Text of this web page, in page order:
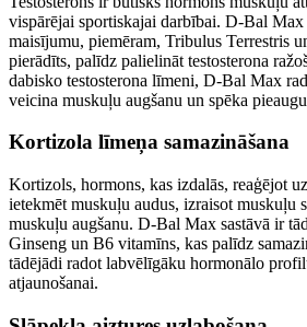
vispārējai sportiskajai darbībai. D-Bal Max
maisījumu, piemēram, Tribulus Terrestris
pierādīts, palīdz palielināt testosterona
dabisko testosterona līmeni, D-Bal Max
veicina muskuļu augšanu un spēka
Kortizola līmeņa samazināšana
Kortizols, hormons, kas izdalās, reaģējot
ietekmēt muskuļu audus, izraisot muskuļu
muskuļu augšanu. D-Bal Max sastāvā ir
Ginseng un B6 vitamīns, kas palīdz
tādējādi radot labvēlīgāku hormonālo
atjaunošanai.